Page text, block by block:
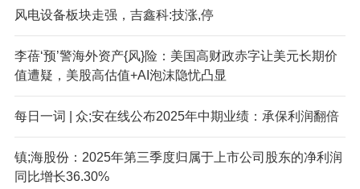
风电设备板块走强，吉鑫科:技涨,停
李蓓‘预’警海外资产{风}险：美国高财政赤字让美元长期价
值遭疑，美股高估值+AI泡沫隐忧凸显
每日一词 | 众;安在线公布2025年中期业绩：承保利润翻倍
镇;海股份：2025年第三季度归属于上市公司股东的净利润
同比增长36.30%